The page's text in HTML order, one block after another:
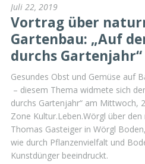
Juli 22, 2019
Vortrag über
Gartenbau: „Auf
durchs Gartenjahr“
Gesundes Obst und Gemüse auf
– diesem Thema widmete sich
durchs Gartenjahr“ am Mittwoch,
Zone Kultur.Leben.Wörgl über
Thomas Gasteiger in Wörgl
wie durch Pflanzenvielfalt und
Kunstdünger beeindruckt.